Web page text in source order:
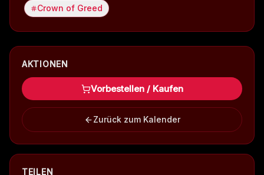
Crown of Greed
AKTIONEN
Vorbestellen / Kaufen
Zurück zum Kalender
TEILEN